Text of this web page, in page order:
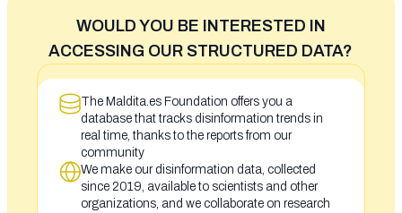
WOULD YOU BE INTERESTED IN
ACCESSING OUR STRUCTURED DATA?
The Maldita.es Foundation offers you a
database that tracks disinformation trends in
real time, thanks to the reports from our
community
We make our disinformation data, collected
since 2019, available to scientists and other
organizations, and we collaborate on research